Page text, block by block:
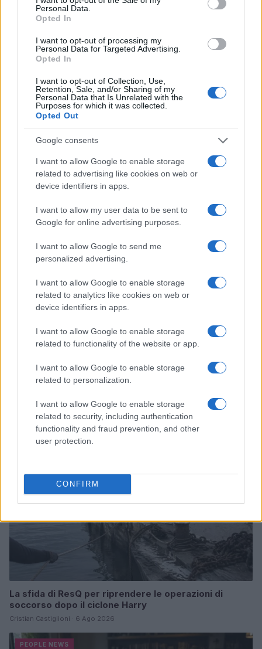
Personal Data.
Opted In
I want to opt-out of processing my
Personal Data for Targeted Advertising.
Opted In
I want to opt-out of Collection, Use,
Retention, Sale, and/or Sharing of my
Personal Data that Is Unrelated with the
Purposes for which it was collected.
Opted Out
Google consents
I want to allow Google to enable storage
related to advertising like cookies on web or
device identifiers in apps.
I want to allow my user data to be sent to
Google for online advertising purposes.
I want to allow Google to send me
personalized advertising.
I want to allow Google to enable storage
related to analytics like cookies on web or
device identifiers in apps.
I want to allow Google to enable storage
related to functionality of the website or app.
I want to allow Google to enable storage
related to personalization.
I want to allow Google to enable storage
related to security, including authentication
functionality and fraud prevention, and other
user protection.
CONFIRM
Beatrice Beretta
Beatrice Beretta, basata a Bologna, annotò
per la prima volta itinerari durante una notte al
portico di San Luca: da allora coordina
rubriche sui viaggi urbani. In redazione
porta con sé una mappa tascabile dei vicoli
bolognesi come talismano professionale.
Continua a leggere
PEOPLE NEWS
La sfida di ResQ per riprendere le operazioni di
soccorso dopo il ciclone Harry
Cristian Castiglioni · 6 Ago 2026
PEOPLE NEWS